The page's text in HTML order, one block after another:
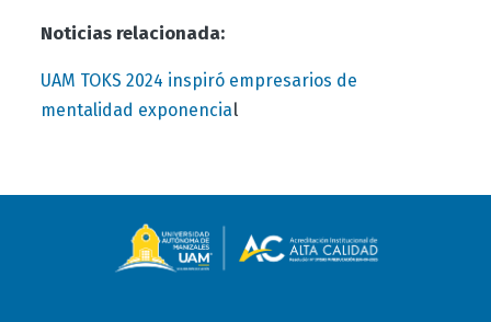
Noticias relacionada:
UAM TOKS 2024 inspiró empresarios de
mentalidad exponencial